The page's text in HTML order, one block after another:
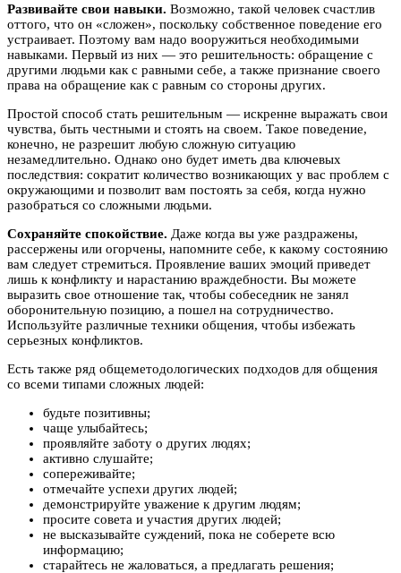
Развивайте свои навыки. Возможно, такой человек счастлив
оттого, что он «сложен», поскольку собственное поведение его
устраивает. Поэтому вам надо вооружиться необходимыми
навыками. Первый из них — это решительность: обращение с
другими людьми как с равными себе, а также признание своего
права на обращение как с равным со стороны других.
Простой способ стать решительным — искренне выражать свои
чувства, быть честными и стоять на своем. Такое поведение,
конечно, не разрешит любую сложную ситуацию
незамедлительно. Однако оно будет иметь два ключевых
последствия: сократит количество возникающих у вас проблем с
окружающими и позволит вам постоять за себя, когда нужно
разобраться со сложными людьми.
Сохраняйте спокойствие. Даже когда вы уже раздражены,
рассержены или огорчены, напомните себе, к какому состоянию
вам следует стремиться. Проявление ваших эмоций приведет
лишь к конфликту и нарастанию враждебности. Вы можете
выразить свое отношение так, чтобы собеседник не занял
оборонительную позицию, а пошел на сотрудничество.
Используйте различные техники общения, чтобы избежать
серьезных конфликтов.
Есть также ряд общеметодологических подходов для общения
со всеми типами сложных людей:
будьте позитивны;
чаще улыбайтесь;
проявляйте заботу о других людях;
активно слушайте;
сопереживайте;
отмечайте успехи других людей;
демонстрируйте уважение к другим людям;
просите совета и участия других людей;
не высказывайте суждений, пока не соберете всю
информацию;
старайтесь не жаловаться, а предлагать решения;